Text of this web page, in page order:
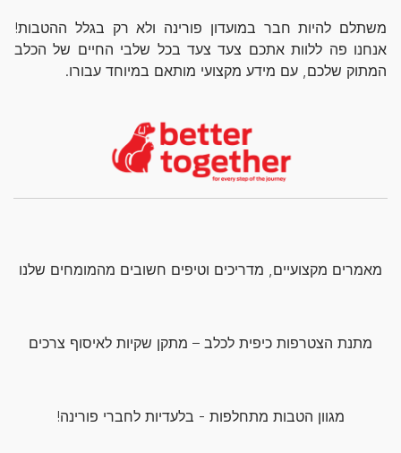
משתלם להיות חבר במועדון פורינה ולא רק בגלל ההטבות!
אנחנו פה ללוות אתכם צעד צעד בכל שלבי החיים של הכלב
המתוק שלכם, עם מידע מקצועי מותאם במיוחד עבורו.
מאמרים מקצועיים, מדריכים וטיפים חשובים מהמומחים שלנו
מתנת הצטרפות כיפית לכלב – מתקן שקיות לאיסוף צרכים
מגוון הטבות מתחלפות - בלעדיות לחברי פורינה!